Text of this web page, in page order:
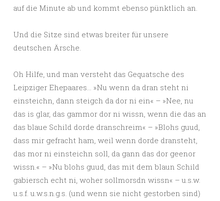
auf die Minute ab und kommt ebenso pünktlich an.
Und die Sitze sind etwas breiter für unsere
deutschen Ärsche.
Oh Hilfe, und man versteht das Gequatsche des
Leipziger Ehepaares… »Nu wenn da dran steht ni
einsteichn, dann steigch da dor ni ein« – »Nee, nu
das is glar, das gammor dor ni wissn, wenn die das an
das blaue Schild dorde dranschreim« – »Blohs guud,
dass mir gefracht ham, weil wenn dorde dransteht,
das mor ni einsteichn soll, da gann das dor geenor
wissn.« – »Nu blohs guud, das mit dem blaun Schild
gabiersch echt ni, woher sollmorsdn wissn« – u.s.w.
u.s.f. u.w.s.n.g.s. (und wenn sie nicht gestorben sind)